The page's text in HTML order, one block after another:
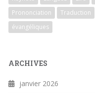
Prononciation
Traduction
évangéliques
ARCHIVES
janvier 2026